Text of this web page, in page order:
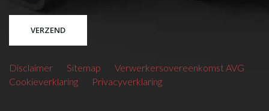
Disclaimer Sitemap
Verwerkersovereenkomst AVG
Cookieverklaring
Privacyverklaring